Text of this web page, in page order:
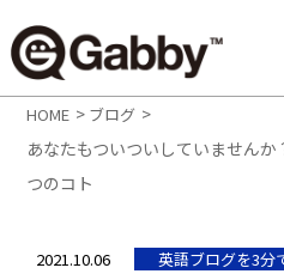
HOME > ブログ >
あなたもついついしていません
つのコト
2021.10.06 英語ブログを3分